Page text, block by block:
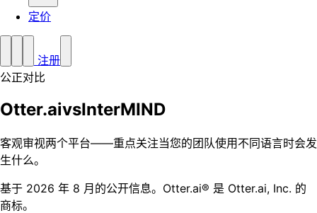
定价
注册
公正对比
Otter.aivsInterMIND
客观审视两个平台——重点关注当您的团队使用不同语言时会发
生什么。
基于 2026 年 8 月的公开信息。Otter.ai® 是 Otter.ai, Inc. 的
商标。